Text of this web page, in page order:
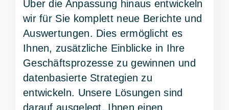
Über die Anpassung hinaus entwickeln
wir für Sie komplett neue Berichte und
Auswertungen. Dies ermöglicht es
Ihnen, zusätzliche Einblicke in Ihre
Geschäftsprozesse zu gewinnen und
datenbasierte Strategien zu
entwickeln. Unsere Lösungen sind
darauf ausgelegt, Ihnen einen